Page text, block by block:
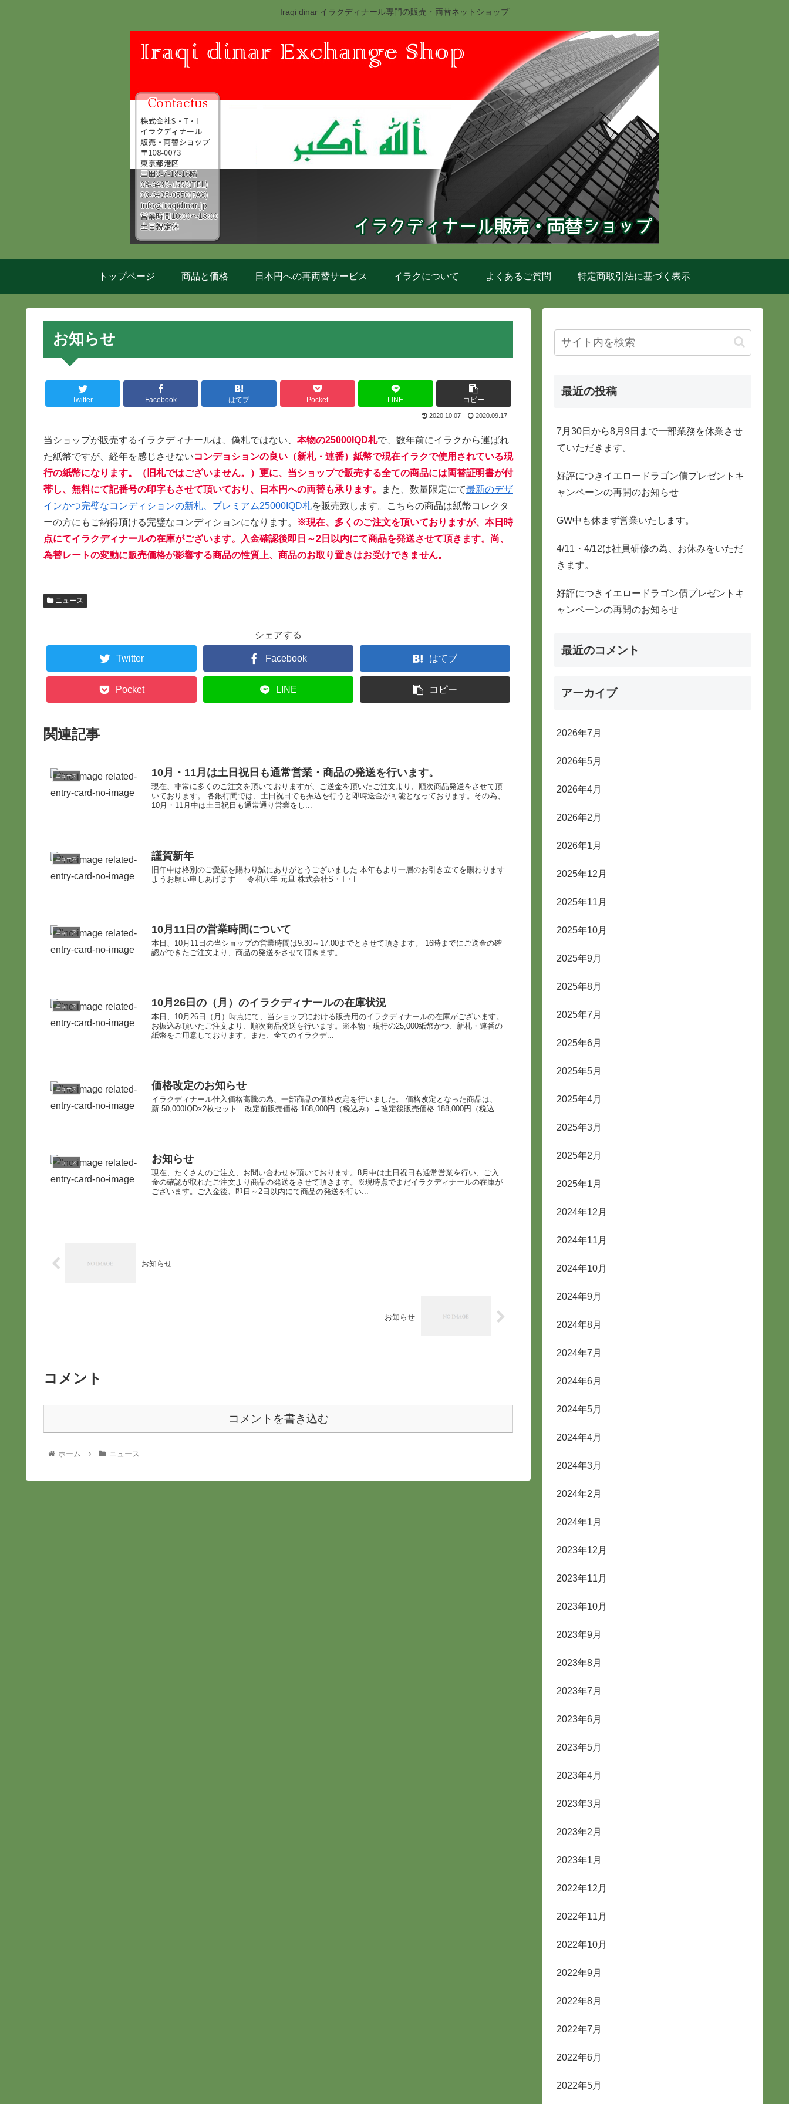
Iraqi dinar イラクディナール専門の販売・両替ネットショップ
トップページ 商品と価格 日本円への再両替サービス イラクについて よくあるご質問 特定商取引法に基づく表示
お知らせ
Twitter Facebook はてブ Pocket LINE コピー
2020.10.07 2020.09.17
当ショップが販売するイラクディナールは、偽札ではない、 本物の25000IQD札で、数年前にイラクから運ばれ
た紙幣ですが、経年を感じさせないコンデョションの良い（新札・連番）紙幣で現在イラクで使用されている現
行の紙幣になります。（旧札ではございません。）更に、当ショップで販売する全ての商品には両替証明書が付
帯し、無料にて記番号の印字もさせて頂いており、日本円への両替も承ります。 また、数量限定にて最新のデザ
インかつ完璧なコンディションの新札、プレミアム25000IQD札を販売致します。こちらの商品は紙幣コレクタ
ーの方にもご納得頂ける完璧なコンディションになります。
※現在、多くのご注文を頂いておりますが、本日時
点にてイラクディナールの在庫がございます。入金確認後即日～2日以内にて商品を発送させて頂きます。尚、
為替レートの変動に販売価格が影響する商品の性質上、商品のお取り置きはお受けできません。
ニュース
シェアする
Twitter Facebook はてブ
Pocket LINE コピー
関連記事
ニュース 10月・11月は土日祝日も通常営業・商品の発送を行います。
現在、非常に多くのご注文を頂いておりますが、ご送金を頂いたご注文より、順次商品発送をさせて頂
いております。 各銀行間では、土日祝日でも振込を行うと即時送金が可能となっております。その為、
10月・11月中は土日祝日も通常通り営業をし...
ニュース 謹賀新年
旧年中は格別のご愛顧を賜わり誠にありがとうございました 本年もより一層のお引き立てを賜わります
ようお願い申しあげます 令和八年 元旦 株式会社S・T・I
ニュース 10月11日の営業時間について
本日、10月11日の当ショップの営業時間は9:30～17:00までとさせて頂きます。 16時までにご送金の確
認ができたご注文より、商品の発送をさせて頂きます。
ニュース 10月26日の（月）のイラクディナールの在庫状況
本日、10月26日（月）時点にて、当ショップにおける販売用のイラクディナールの在庫がございます。
お振込み頂いたご注文より、順次商品発送を行います。※本物・現行の25,000紙幣かつ、新札・連番の
紙幣をご用意しております。また、全てのイラクデ...
ニュース 価格改定のお知らせ
イラクディナール仕入価格高騰の為、一部商品の価格改定を行いました。 価格改定となった商品は、
新 50,000IQD×2枚セット 改定前販売価格 168,000円（税込み）→改定後販売価格 188,000円（税込...
ニュース お知らせ
現在、たくさんのご注文、お問い合わせを頂いております。8月中は土日祝日も通常営業を行い、ご入
金の確認が取れたご注文より商品の発送をさせて頂きます。※現時点でまだイラクディナールの在庫が
ございます。ご入金後、即日～2日以内にて商品の発送を行い...
お知らせ
お知らせ
コメント
コメントを書き込む
ホーム ニュース
最近の投稿
7月30日から8月9日まで一部業務を休業させ
ていただきます。
好評につきイエロードラゴン債プレゼントキ
ャンペーンの再開のお知らせ
GW中も休まず営業いたします。
4/11・4/12は社員研修の為、お休みをいただ
きます。
好評につきイエロードラゴン債プレゼントキ
ャンペーンの再開のお知らせ
最近のコメント
アーカイブ
2026年7月
2026年5月
2026年4月
2026年2月
2026年1月
2025年12月
2025年11月
2025年10月
2025年9月
2025年8月
2025年7月
2025年6月
2025年5月
2025年4月
2025年3月
2025年2月
2025年1月
2024年12月
2024年11月
2024年10月
2024年9月
2024年8月
2024年7月
2024年6月
2024年5月
2024年4月
2024年3月
2024年2月
2024年1月
2023年12月
2023年11月
2023年10月
2023年9月
2023年8月
2023年7月
2023年6月
2023年5月
2023年4月
2023年3月
2023年2月
2023年1月
2022年12月
2022年11月
2022年10月
2022年9月
2022年8月
2022年7月
2022年6月
2022年5月